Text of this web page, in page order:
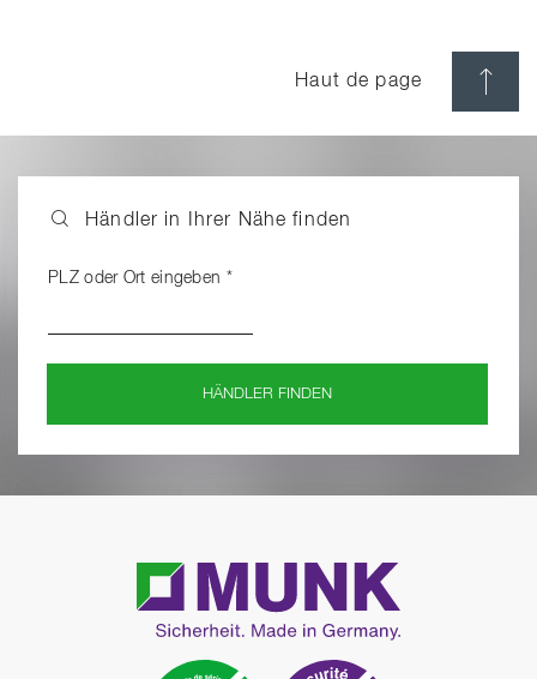
Haut de page
Händler in Ihrer Nähe finden
PLZ oder Ort eingeben *
HÄNDLER FINDEN